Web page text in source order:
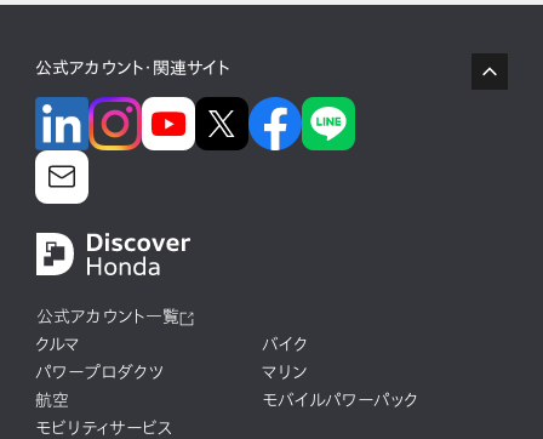
公式アカウント・関連サイト
公式アカウント一覧
クルマ
バイク
パワープロダクツ
マリン
航空
モバイルパワーパック
モビリティサービス